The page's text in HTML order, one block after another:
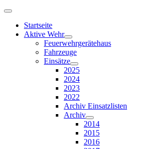
Startseite
Aktive Wehr
Feuerwehrgerätehaus
Fahrzeuge
Einsätze
2025
2024
2023
2022
Archiv Einsatzlisten
Archiv
2014
2015
2016